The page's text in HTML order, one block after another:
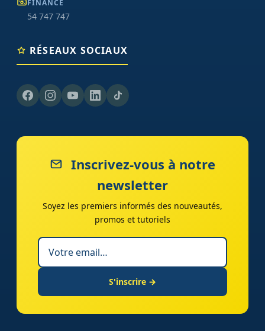
FINANCE
54 747 747
RÉSEAUX SOCIAUX
Inscrivez-vous à notre
newsletter
Soyez les premiers informés des nouveautés,
promos et tutoriels
S'inscrire →